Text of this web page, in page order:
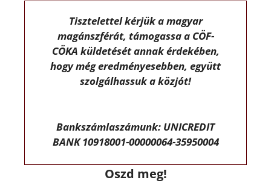
Tisztelettel kérjük a magyar
magánszférát, támogassa a CÖF-
CÖKA küldetését annak érdekében,
hogy még eredményesebben, együtt
szolgálhassuk a közjót!
Bankszámlaszámunk: UNICREDIT
BANK 10918001-00000064-35950004
Oszd meg!